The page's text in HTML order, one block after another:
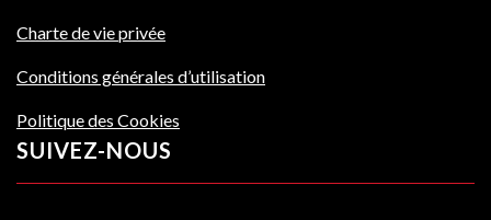
Charte de vie privée
Conditions générales d’utilisation
Politique des Cookies
SUIVEZ-NOUS